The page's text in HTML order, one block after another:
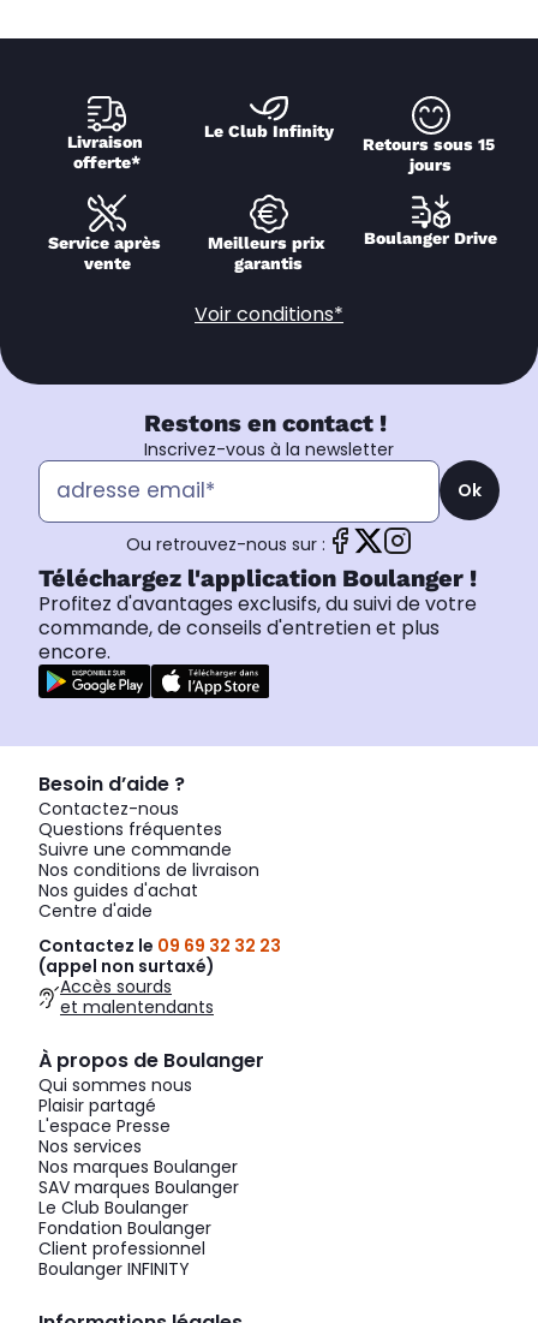
Livraison
offerte*
Le Club Infinity
Retours sous 15
jours
Service après
vente
Meilleurs prix
garantis
Boulanger Drive
Voir conditions*
Restons en contact !
Inscrivez-vous à la newsletter
Ok
Ou retrouvez-nous sur :
Téléchargez l'application Boulanger !
Profitez d'avantages exclusifs, du suivi de votre
commande, de conseils d'entretien et plus
encore.
Besoin d’aide ?
Contactez-nous
Questions fréquentes
Suivre une commande
Nos conditions de livraison
Nos guides d'achat
Centre d'aide
Contactez le 09 69 32 32 23
(appel non surtaxé)
Accès sourds
et malentendants
À propos de Boulanger
Qui sommes nous
Plaisir partagé
L'espace Presse
Nos services
Nos marques Boulanger
SAV marques Boulanger
Le Club Boulanger
Fondation Boulanger
Client professionnel
Boulanger INFINITY